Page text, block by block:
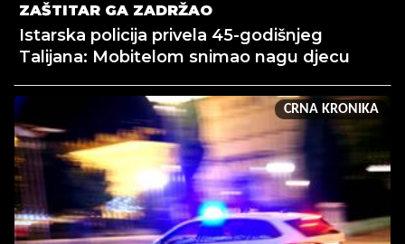
ZAŠTITAR GA ZADRŽAO
Istarska policija privela 45-godišnjeg
Talijana: Mobitelom snimao nagu djecu
CRNA KRONIKA